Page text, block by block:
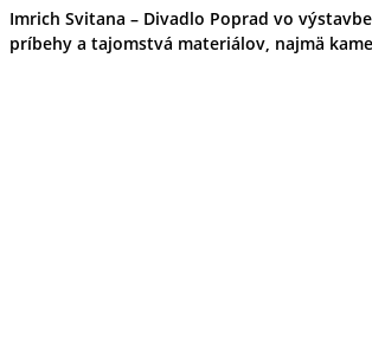
Školstvo
Ekonomika obchod a
Imrich Svitana – Divadlo Poprad vo
príbehy a tajomstvá materiálov, najmä